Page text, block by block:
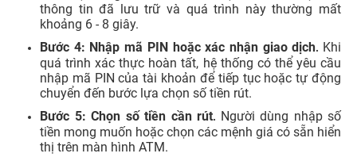
thông tin đã lưu trữ và quá trình này thường mất
khoảng 6 - 8 giây.
Bước 4: Nhập mã PIN hoặc xác nhận giao dịch. Khi
quá trình xác thực hoàn tất, hệ thống có thể yêu cầu
nhập mã PIN của tài khoản để tiếp tục hoặc tự động
chuyển đến bước lựa chọn số tiền rút.
Bước 5: Chọn số tiền cần rút. Người dùng nhập số
tiền mong muốn hoặc chọn các mệnh giá có sẵn hiển
thị trên màn hình ATM.